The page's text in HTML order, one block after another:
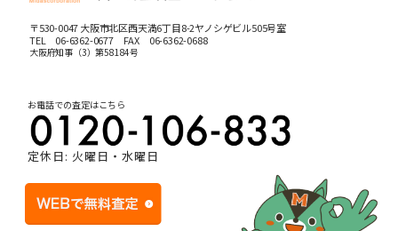
〒530-0047 大阪市北区西天満6丁目8-2ヤノシゲビル505号室
TEL 06-6362-0677FAX 06-6362-0688
大阪府知事（3）第58184号
お電話での査定はこちら
定休日: 火曜日・水曜日